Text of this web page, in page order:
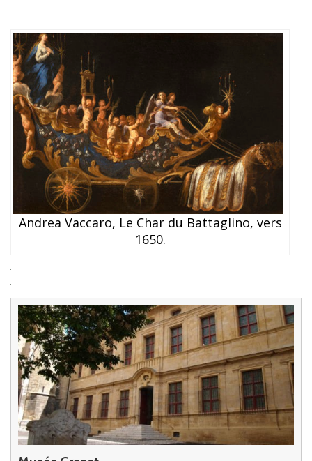
Andrea Vaccaro, Le Char du Battaglino, vers
1650.